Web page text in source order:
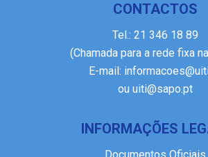
CONTACTOS
Tel.: 21 346 18 89
(Chamada para a rede fixa
E-mail:
ou uiti@sapo.pt
INFORMAÇÕES